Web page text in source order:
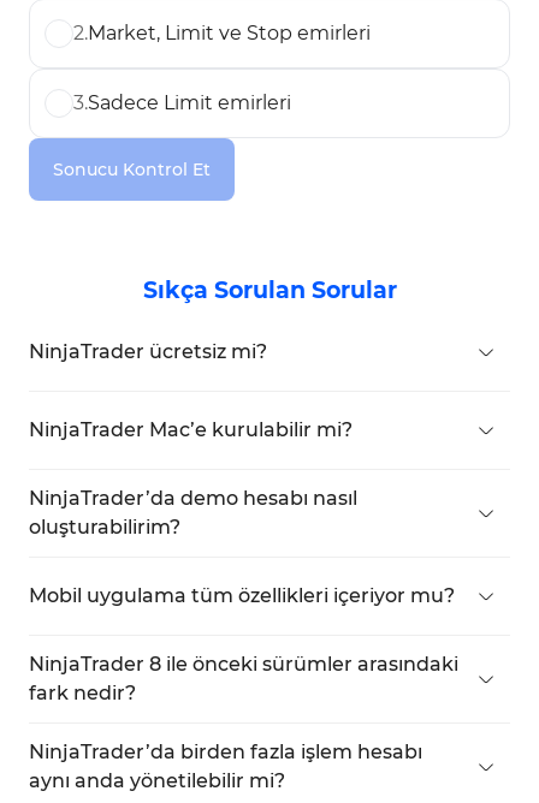
2.Market, Limit ve Stop emirleri
3.Sadece Limit emirleri
Sonucu Kontrol Et
Sıkça Sorulan Sorular
NinjaTrader ücretsiz mi?
hesapları için ücretsizdir, ancak canlı işlemleri
yürütmek için bir lisans satın almanız veya bir
NinjaTrader Mac’e kurulabilir mi?
yazılımları aracılığıyla yüklenmelidir.
NinjaTrader’da demo hesabı nasıl
oluşturabilirim?
seçerek giriş bilgilerinizi alabilirsiniz.
Mobil uygulama tüm özellikleri içeriyor mu?
işlem yönetimi için tasarlanmıştır; geriye dönük
test (backtesting) gibi gelişmiş özellikleri
NinjaTrader 8 ile önceki sürümler arasındaki
fark nedir?
grafik verileri ve daha geniş analitik yetenekler
sunar.
NinjaTrader’da birden fazla işlem hesabı
aynı anda yönetilebilir mi?